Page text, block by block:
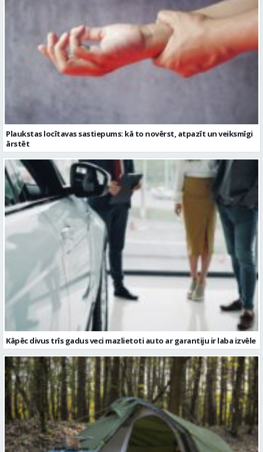
Plaukstas locītavas sastiepums: kā to novērst, atpazīt un veiksmīgi
Kāpēc divus trīs gadus veci mazlietoti auto ar garantiju ir laba izvēle